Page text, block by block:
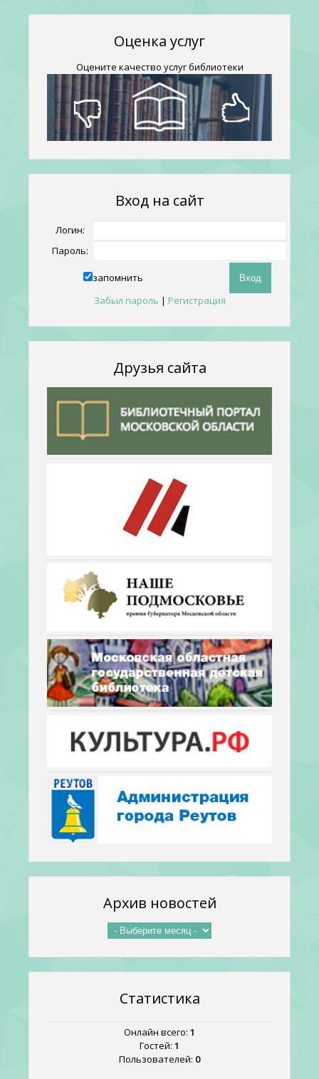
Оценка услуг
Оцените качество услуг библиотеки
Вход на сайт
Логин:
Пароль:
запомнить
Забыл пароль | Регистрация
Друзья сайта
Архив новостей
Статистика
Онлайн всего: 1
Гостей: 1
Пользователей: 0